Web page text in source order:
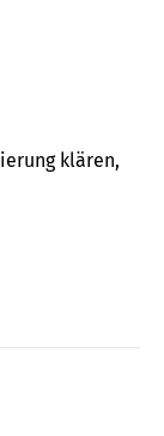
klären,